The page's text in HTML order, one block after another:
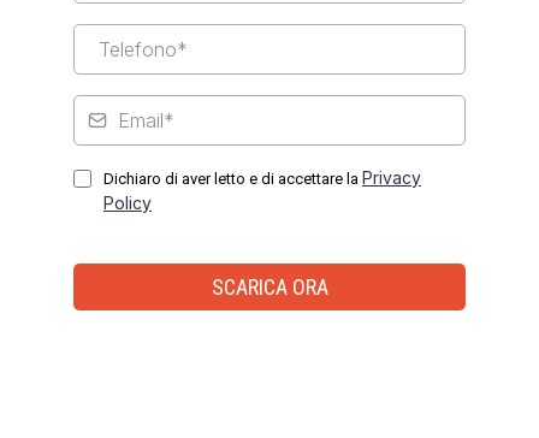
Dichiaro di aver letto e di accettare la Privacy
Policy
SCARICA ORA